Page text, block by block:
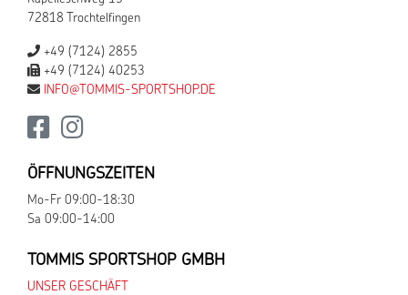
72818 Trochtelfingen
+49 (7124) 2855
+49 (7124) 40253
INFO@TOMMIS-SPORTSHOP.DE
ÖFFNUNGSZEITEN
Mo-Fr 09:00-18:30
Sa 09:00-14:00
TOMMIS SPORTSHOP GMBH
UNSER GESCHÄFT